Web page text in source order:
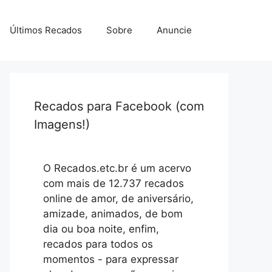
Últimos Recados Sobre Anuncie
Recados para Facebook (com
Imagens!)
O Recados.etc.br é um acervo
com mais de 12.737 recados
online de amor, de aniversário,
amizade, animados, de bom
dia ou boa noite, enfim,
recados para todos os
momentos - para expressar